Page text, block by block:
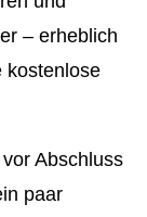
– erheblich
kostenlose
Abschluss
paar